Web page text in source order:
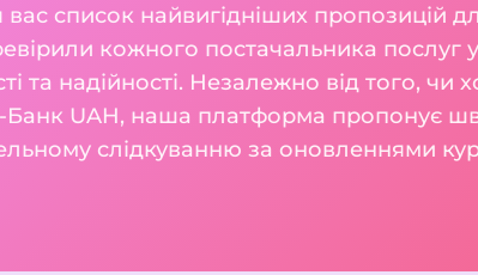
вас список найвигідніших пропозицій
кожного постачальника послуг
та надійності. Незалежно від того,
UAH, наша платформа пропонує
слідкуванню за оновленнями